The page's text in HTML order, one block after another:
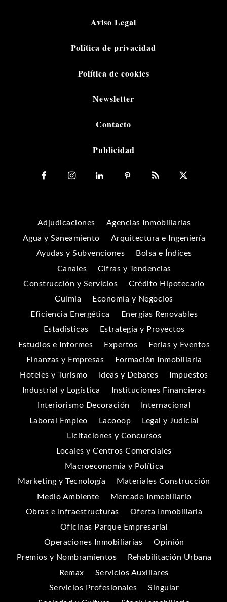
Aviso Legal
Política de privacidad
Política de cookies
Newsletter
Contacto
Publicidad
Adjudicaciones
Agencias Inmobiliarias
Agua y Saneamiento
Arquitectura e Ingeniería
Ayudas y Subvenciones
Bolsa e Índices
Canales
Cifras y Tendencias
Construcción y Servicios
Crédito Hipotecario
Culmia
Economía y Negocios
Eficiencia Energética
Energías Renovables
Estadísticas
Estrategia y Proyectos
Estudios e Informes
Expertos
Ferias y Eventos
Finanzas y Empresas
Formación Inmobiliaria
Hoteles y Turismo
Ideas y Debates
Impuestos
Industrial y Logística
Instituciones Financieras
Interiorismo Decoración
Internacional
Laboral Empleo
Lacooop
Legal y Judicial
Licitaciones y Concursos
Locales y Centros Comerciales
Macroeconomía y Política
Marketing y Tecnología
Materiales Construcción
Medio Ambiente
Mercado Inmobiliario
Obras e Infraestructuras
Oferta Inmobiliaria
Oficinas Parque Empresarial
Operaciones Inmobiliarias
Opinión
Premios y Nombramientos
Rehabilitación Urbana
Remax
Servicios Auxiliares
Servicios Profesionales
Singular